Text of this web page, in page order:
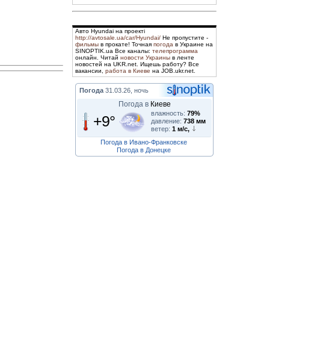
Авто Hyundai на проекті
http://avtosale.ua/car/Hyundai/ Не пропустите -
фильмы в прокате! Точная погода в Украине на
SINOPTIK.ua Все каналы: телепрограмма
онлайн. Читай новости Украины в ленте
новостей на UKR.net. Ищешь работу? Все
вакансии, работа в Киеве на JOB.ukr.net.
Погода 31.03.26, ночь
Погода в Киеве
+9° влажность: 79%
давление: 738 мм
ветер: 1 м/с,
Погода в Ивано-Франковске
Погода в Донецке